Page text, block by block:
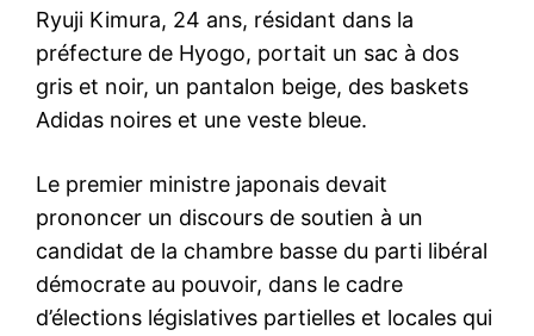
Ryuji Kimura, 24 ans, résidant dans la
préfecture de Hyogo, portait un sac à dos
gris et noir, un pantalon beige, des baskets
Adidas noires et une veste bleue.
Le premier ministre japonais devait
prononcer un discours de soutien à un
candidat de la chambre basse du parti libéral
démocrate au pouvoir, dans le cadre
d’élections législatives partielles et locales qui